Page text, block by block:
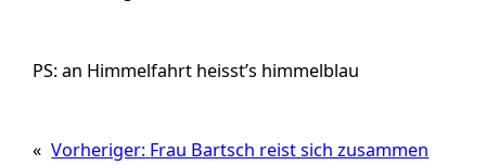
PS: an Himmelfahrt heisst’s himmelblau
« Vorheriger: Frau Bartsch reist sich zusammen